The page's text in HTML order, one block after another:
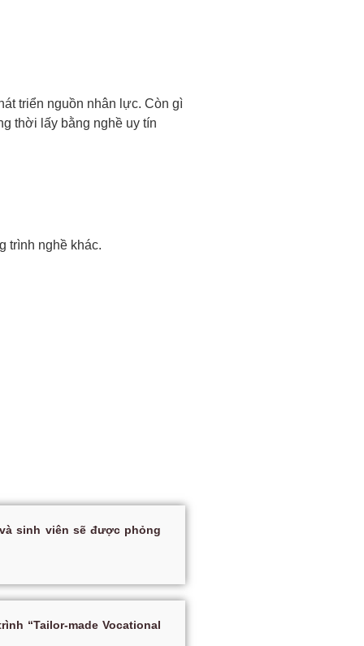
triển nguồn nhân lực. Còn gì
thời lấy bằng nghề uy tín
trình nghề khác.
sinh viên sẽ được phỏng
“Tailor-made Vocational